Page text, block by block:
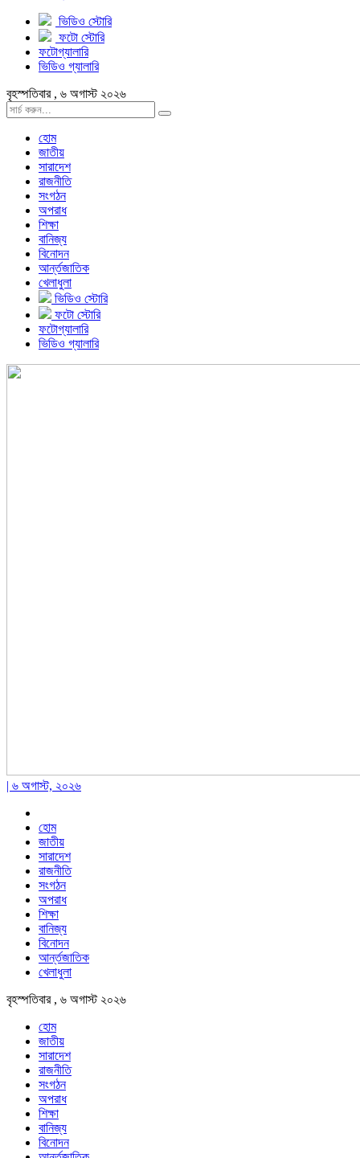
ভিডিও স্টোরি
ফটো স্টোরি
ফটোগ্যালারি
ভিডিও গ্যালারি
বৃহস্পতিবার , ৬ অগাস্ট ২০২৬
হোম
জাতীয়
সারাদেশ
রাজনীতি
সংগঠন
অপরাধ
শিক্ষা
বানিজ্য
বিনোদন
আর্ন্তজাতিক
খেলাধুলা
ভিডিও স্টোরি
ফটো স্টোরি
ফটোগ্যালারি
ভিডিও গ্যালারি
| ৬ অগাস্ট, ২০২৬
হোম
জাতীয়
সারাদেশ
রাজনীতি
সংগঠন
অপরাধ
শিক্ষা
বানিজ্য
বিনোদন
আর্ন্তজাতিক
খেলাধুলা
বৃহস্পতিবার , ৬ অগাস্ট ২০২৬
হোম
জাতীয়
সারাদেশ
রাজনীতি
সংগঠন
অপরাধ
শিক্ষা
বানিজ্য
বিনোদন